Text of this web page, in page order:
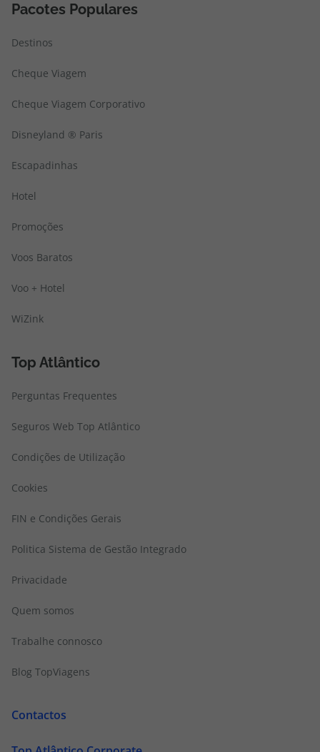
Pacotes Populares
Destinos
Cheque Viagem
Cheque Viagem Corporativo
Disneyland ® Paris
Escapadinhas
Hotel
Promoções
Voos Baratos
Voo + Hotel
WiZink
Top Atlântico
Perguntas Frequentes
Seguros Web Top Atlântico
Condições de Utilização
Cookies
FIN e Condições Gerais
Politica Sistema de Gestão Integrado
Privacidade
Quem somos
Trabalhe connosco
Blog TopViagens
Contactos